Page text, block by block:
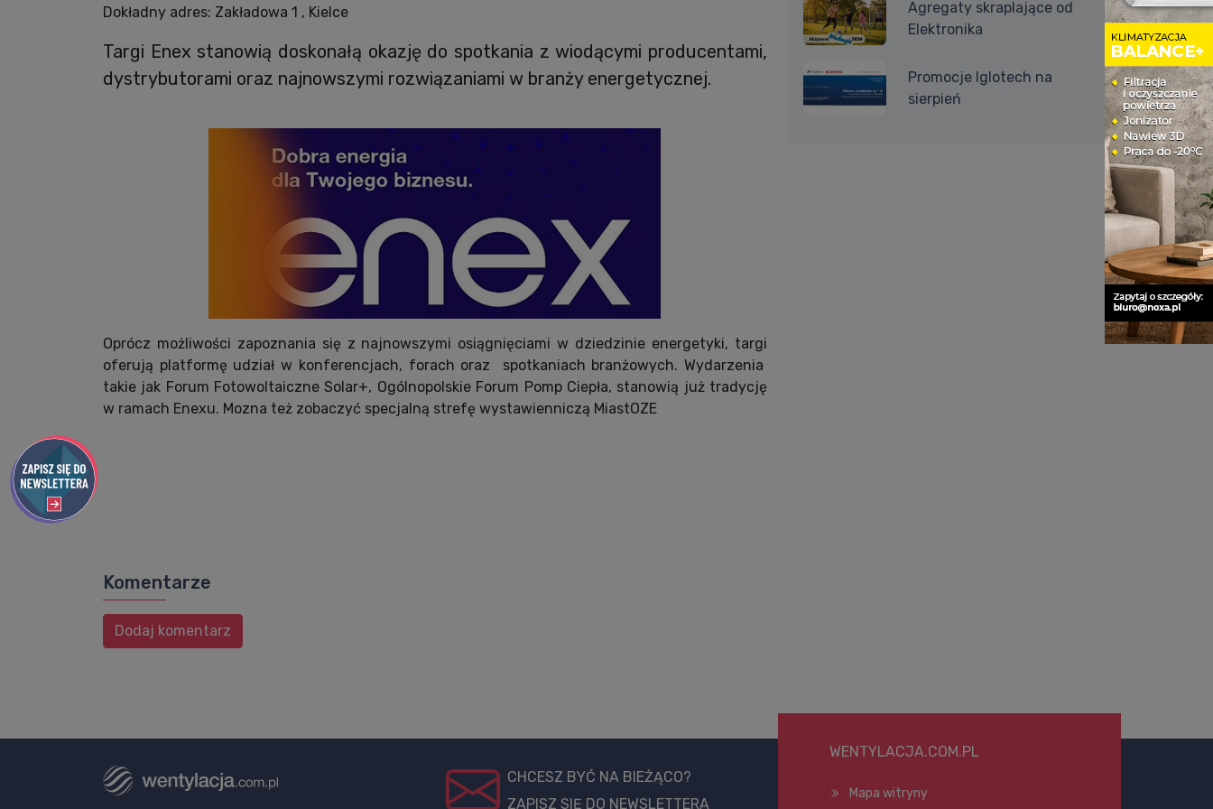
Dokładny adres: Zakładowa 1 , Kielce
Targi Enex stanowią doskonałą okazję do spotkania z wiodącymi producentami,
dystrybutorami oraz najnowszymi rozwiązaniami w branży energetycznej.
Oprócz możliwości zapoznania się z najnowszymi osiągnięciami w dziedzinie energetyki, targi
oferują platformę udział w konferencjach, forach oraz spotkaniach branżowych. Wydarzenia
takie jak Forum Fotowoltaiczne Solar+, Ogólnopolskie Forum Pomp Ciepła, stanowią już tradycję
w ramach Enexu. Mozna też zobaczyć specjalną strefę wystawienniczą MiastOZE
Komentarze
Dodaj komentarz
Agregaty skraplające od
Elektronika
Promocje Iglotech na
sierpień
CHCESZ BYĆ NA BIEŻĄCO?
ZAPISZ SIĘ DO NEWSLETTERA
WENTYLACJA.COM.PL
Mapa witryny